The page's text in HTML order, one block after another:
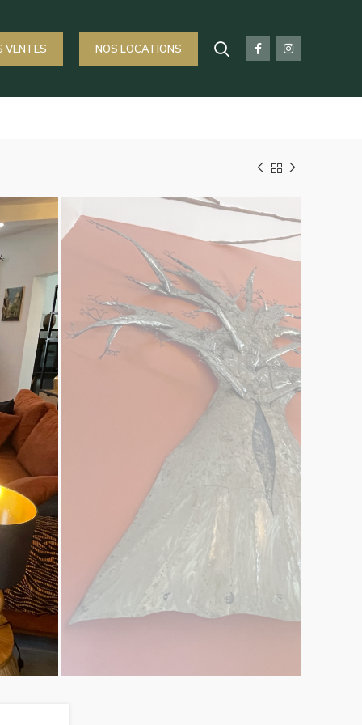
VENTES NOS LOCATIONS